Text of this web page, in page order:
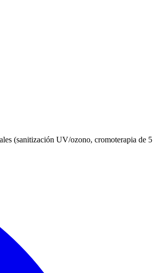
(sanitización UV/ozono, cromoterapia de 5